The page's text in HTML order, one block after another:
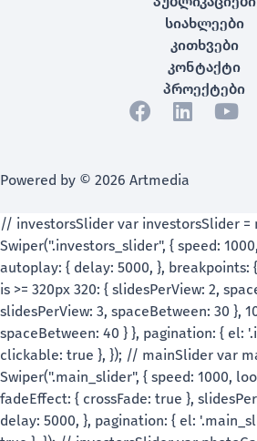
სიახლეები
კითხვები
კონტაქტი
პროექტები
Powered by © 2026 Artmedia